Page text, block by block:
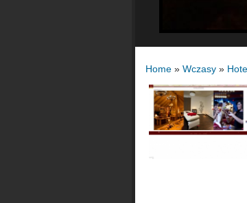
Home » Wczasy »